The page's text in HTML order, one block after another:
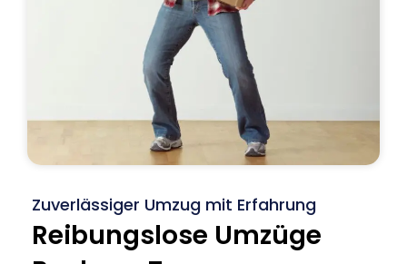
Zuverlässiger Umzug mit Erfahrung
Reibungslose Umzüge